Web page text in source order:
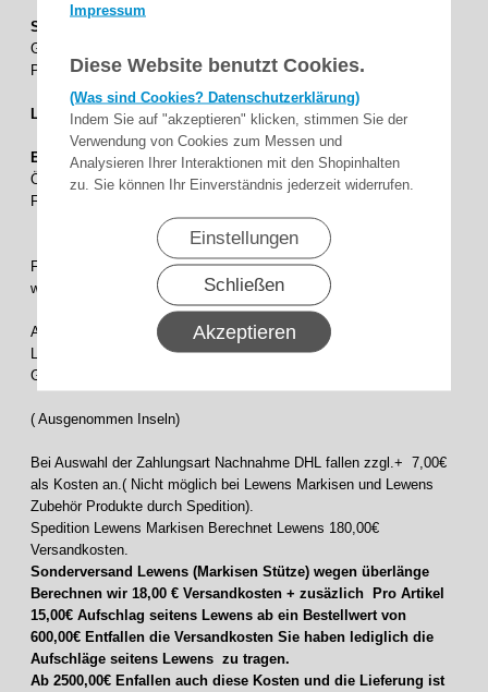
Impressum
Diese Website benutzt Cookies.
(Was sind Cookies? Datenschutzerklärung)
Indem Sie auf "akzeptieren" klicken, stimmen Sie der
Verwendung von Cookies zum Messen und
Analysieren Ihrer Interaktionen mit den Shopinhalten
zu. Sie können Ihr Einverständnis jederzeit widerrufen.
Einstellungen
Schließen
Akzeptieren
Spedition. 3
Güter (Markisen Stütze) Masse über 120cm sind und nicht
Paketversand fähig sind .
Lieferungen ins Ausland:
EU 1 Länder :
Österreich - Niederlande - Belgien - Luxemburg - Dänemark -
Frankreich - Polen - Tschechische Rep.- Ungarn.
Für die Lieferung innerhalb EU 1 Länder (Siehe Oben )berechnen
wir pauschal 18,00€ pro Bestellung.
Ab einem Bestellwert von 600,00 EUR liefern wir innerhalb EU 1
Länder versandkostenfrei. Auch Gültig für Markisen Tücher
Gefalltete versand.
( Ausgenommen Inseln)
Bei Auswahl der Zahlungsart Nachnahme DHL fallen zzgl.+ 7,00€
als Kosten an.( Nicht möglich bei Lewens Markisen und Lewens
Zubehör Produkte durch Spedition).
Spedition Lewens Markisen Berechnet Lewens 180,00€
Versandkosten.
Sonderversand Lewens (Markisen Stütze) wegen überlänge
Berechnen wir 18,00 € Versandkosten + zusäzlich Pro Artikel
15,00€ Aufschlag seitens Lewens ab ein Bestellwert von
600,00€ Entfallen die Versandkosten Sie haben lediglich die
Aufschläge seitens Lewens zu tragen.
Ab 2500,00€ Enfallen auch diese Kosten und die Lieferung ist